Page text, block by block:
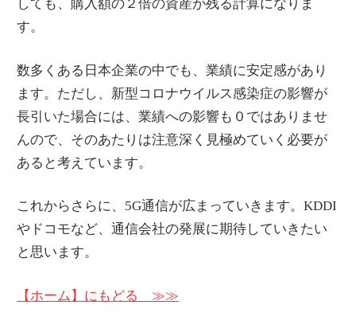
しても、購入額の２倍の資産が残る計算になりま
す。
数多くある日本企業の中でも、業績に安定感があり
ます。ただし、新型コロナウイルス感染症の影響が
長引いた場合には、業績への影響も０ではありませ
んので、そのあたりは注意深く見極めていく必要が
あると考えています。
これからさらに、5G通信が広まっていきます。KDDI
やドコモなど、通信会社の発展に期待していきたい
と思います。
【ホーム】にもどる ≫≫